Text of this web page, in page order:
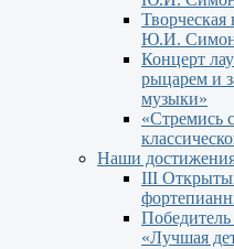
Ю.И.
Концерт
рыцарем и
музыки»
«Стремись
Наши
III
«Лучшая